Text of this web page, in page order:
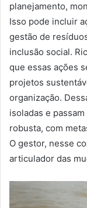
planejamento,
Isso pode incluir
gestão de
inclusão social.
que essas ações
projetos
organização.
isoladas e
robusta, com
O gestor, nesse
articulador das